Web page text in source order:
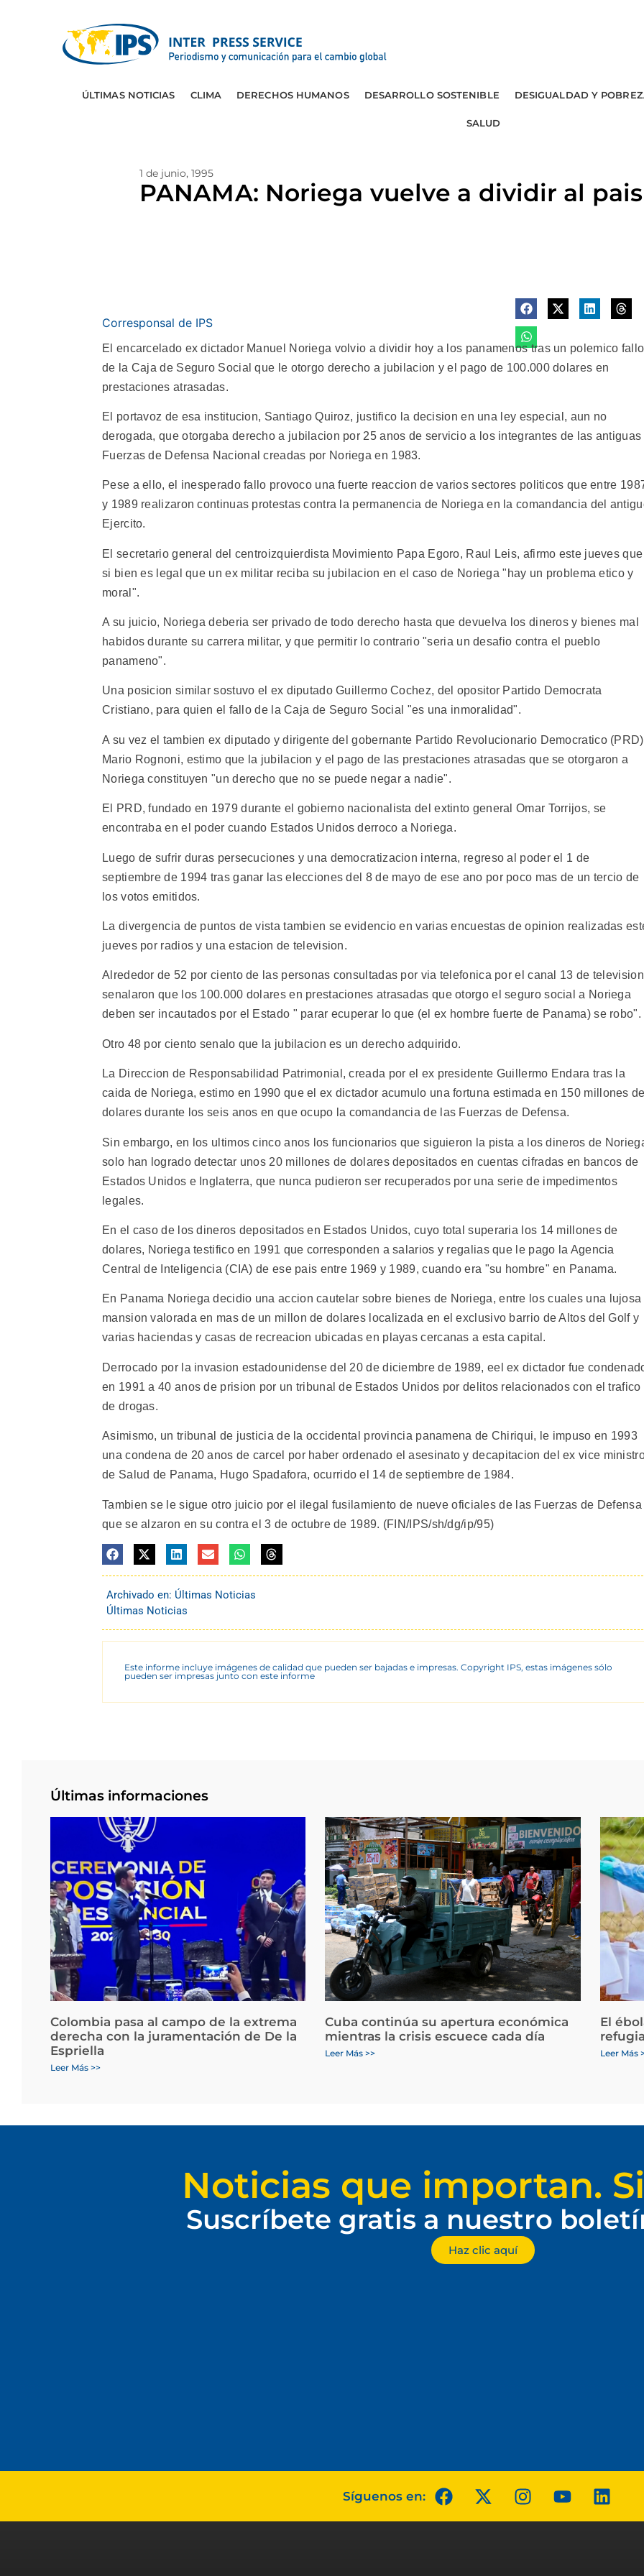
ÚLTIMAS NOTICIAS CLIMA DERECHOS HUMANOS DESARROLLO SOSTENIBLE DESIGUALDAD Y
SALUD
1 de junio, 1995
PANAMA: Noriega vuelve a dividir al pais
Corresponsal de IPS
El encarcelado ex dictador Manuel Noriega volvio a dividir hoy a los panamenos tras un polemico fallo
de la Caja de Seguro Social que le otorgo derecho a jubilacion y el pago de 100.000 dolares en
prestaciones atrasadas.
El portavoz de esa institucion, Santiago Quiroz, justifico la decision en una ley especial, aun no
derogada, que otorgaba derecho a jubilacion por 25 anos de servicio a los integrantes de las antiguas
Fuerzas de Defensa Nacional creadas por Noriega en 1983.
Pese a ello, el inesperado fallo provoco una fuerte reaccion de varios sectores politicos que entre
y 1989 realizaron continuas protestas contra la permanencia de Noriega en la comandancia del
Ejercito.
El secretario general del centroizquierdista Movimiento Papa Egoro, Raul Leis, afirmo este jueves que
si bien es legal que un ex militar reciba su jubilacion en el caso de Noriega "hay un problema etico y
moral".
A su juicio, Noriega deberia ser privado de todo derecho hasta que devuelva los dineros y bienes mal
habidos durante su carrera militar, y que permitir lo contrario "seria un desafio contra el pueblo
panameno".
Una posicion similar sostuvo el ex diputado Guillermo Cochez, del opositor Partido Democrata
Cristiano, para quien el fallo de la Caja de Seguro Social "es una inmoralidad".
A su vez el tambien ex diputado y dirigente del gobernante Partido Revolucionario Democratico
Mario Rognoni, estimo que la jubilacion y el pago de las prestaciones atrasadas que se otorgaron a
Noriega constituyen "un derecho que no se puede negar a nadie".
El PRD, fundado en 1979 durante el gobierno nacionalista del extinto general Omar Torrijos, se
encontraba en el poder cuando Estados Unidos derroco a Noriega.
Luego de sufrir duras persecuciones y una democratizacion interna, regreso al poder el 1 de
septiembre de 1994 tras ganar las elecciones del 8 de mayo de ese ano por poco mas de un tercio de
los votos emitidos.
La divergencia de puntos de vista tambien se evidencio en varias encuestas de opinion realizadas
jueves por radios y una estacion de television.
Alrededor de 52 por ciento de las personas consultadas por via telefonica por el canal 13 de television
senalaron que los 100.000 dolares en prestaciones atrasadas que otorgo el seguro social a Noriega
deben ser incautados por el Estado " parar ecuperar lo que (el ex hombre fuerte de Panama) se robo".
Otro 48 por ciento senalo que la jubilacion es un derecho adquirido.
La Direccion de Responsabilidad Patrimonial, creada por el ex presidente Guillermo Endara tras la
caida de Noriega, estimo en 1990 que el ex dictador acumulo una fortuna estimada en 150 millones
dolares durante los seis anos en que ocupo la comandancia de las Fuerzas de Defensa.
Sin embargo, en los ultimos cinco anos los funcionarios que siguieron la pista a los dineros de
solo han logrado detectar unos 20 millones de dolares depositados en cuentas cifradas en bancos de
Estados Unidos e Inglaterra, que nunca pudieron ser recuperados por una serie de impedimentos
legales.
En el caso de los dineros depositados en Estados Unidos, cuyo total superaria los 14 millones de
dolares, Noriega testifico en 1991 que corresponden a salarios y regalias que le pago la Agencia
Central de Inteligencia (CIA) de ese pais entre 1969 y 1989, cuando era "su hombre" en Panama.
En Panama Noriega decidio una accion cautelar sobre bienes de Noriega, entre los cuales una lujosa
mansion valorada en mas de un millon de dolares localizada en el exclusivo barrio de Altos del Golf y
varias haciendas y casas de recreacion ubicadas en playas cercanas a esta capital.
Derrocado por la invasion estadounidense del 20 de diciembre de 1989, eel ex dictador fue
en 1991 a 40 anos de prision por un tribunal de Estados Unidos por delitos relacionados con el trafico
de drogas.
Asimismo, un tribunal de justicia de la occidental provincia panamena de Chiriqui, le impuso en 1993
una condena de 20 anos de carcel por haber ordenado el asesinato y decapitacion del ex vice
de Salud de Panama, Hugo Spadafora, ocurrido el 14 de septiembre de 1984.
Tambien se le sigue otro juicio por el ilegal fusilamiento de nueve oficiales de las Fuerzas de Defensa
que se alzaron en su contra el 3 de octubre de 1989. (FIN/IPS/sh/dg/ip/95)
Archivado en: Últimas Noticias
Últimas Noticias
Este informe incluye imágenes de calidad que pueden ser bajadas e impresas. Copyright IPS, estas imágenes sólo
pueden ser impresas junto con este informe
Últimas informaciones
Colombia pasa al campo de la extrema
derecha con la juramentación de De la
Espriella
Leer Más >>
Cuba continúa su apertura económica
mientras la crisis escuece cada día
Leer Más >>
El
Leer Más
Noticias que importan.
Suscríbete gratis a nuestro
Haz clic aquí
Síguenos en: